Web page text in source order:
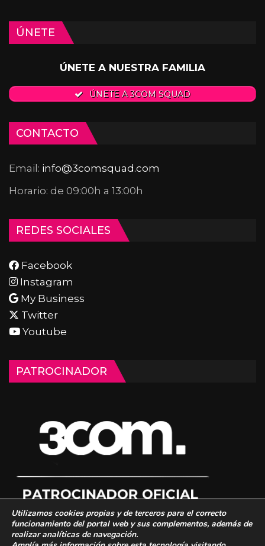
ÚNETE
ÚNETE A NUESTRA FAMILIA
ÚNETE A 3COM SQUAD
CONTACTO
Email: info@3comsquad.com
Horario: de 09:00h a 13:00h
REDES SOCIALES
Facebook
Instagram
My Business
Twitter
Youtube
PATROCINADOR
Utilizamos cookies propias y de terceros para el correcto
funcionamiento del portal web y sus complementos, además de
realizar analíticas de navegación.